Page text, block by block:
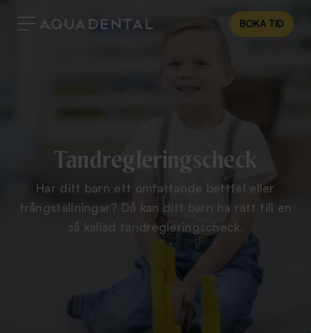
BOKA TID
Tandregleringscheck
Har ditt barn ett omfattande bettfel eller
trångställningar? Då kan ditt barn ha rätt till en
så kallad tandregleringscheck.